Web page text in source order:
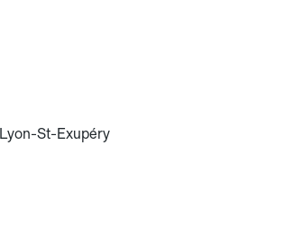
Lyon-St-Exupéry